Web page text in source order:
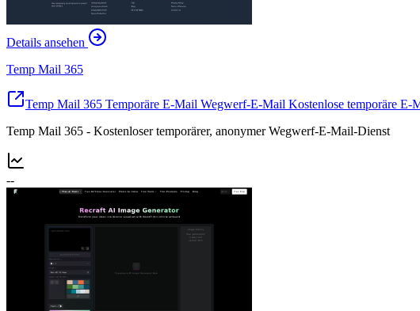
Details ansehen
Temp Mail 365
Temp Mail 365 Temporäre E-Mail Wegwerf-E-Mail Kostenlose temporäre
Temp Mail 365 - Kostenloser temporärer, anonymer Wegwerf-E-Mail-Dienst
--